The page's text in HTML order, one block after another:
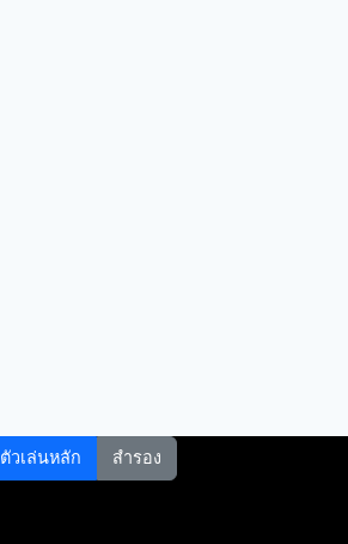
ตัวเล่นหลัก สำรอง